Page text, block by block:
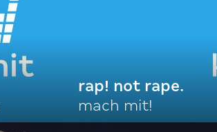
rap! not rape.
mach mit!